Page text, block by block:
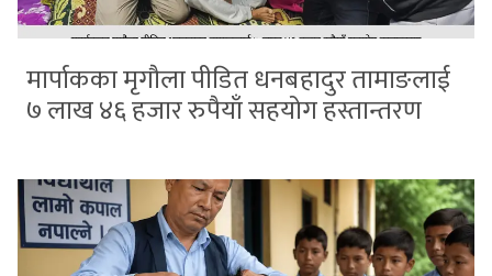
मार्पाकका मृगौला पीडित धनबहादुर तामाङलाई
७ लाख ४६ हजार रुपैयाँ सहयोग हस्तान्तरण